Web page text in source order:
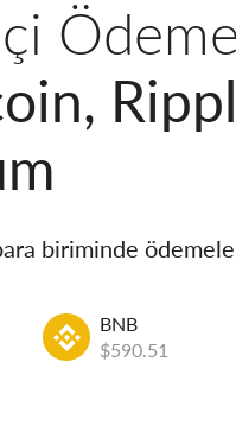
biriminde
BNB
$590.51